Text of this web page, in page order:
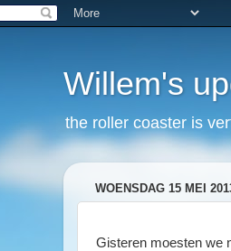
Willem's
the roller coaster is
WOENSDAG 15 MEI
Gisteren moesten we